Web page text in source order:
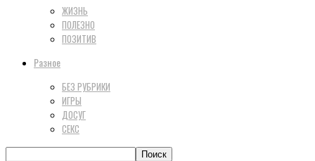
ЖИЗНЬ
ПОЛЕЗНО
ПОЗИТИВ
Разное
БЕЗ РУБРИКИ
ИГРЫ
ДОСУГ
СЕКС